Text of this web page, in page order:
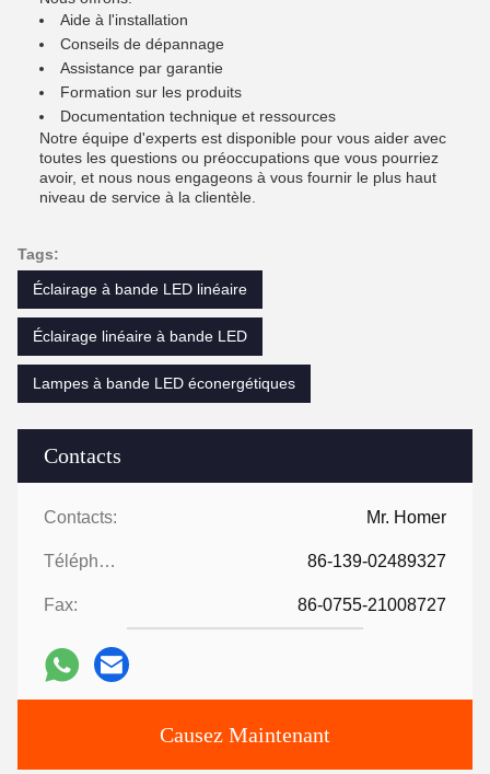
Contacts
Contacts: Mr. Homer
Téléphone: 86-139-02489327
Fax: 86-0755-21008727
Causez Maintenant
Aide à l'installation
Conseils de dépannage
Assistance par garantie
Formation sur les produits
Documentation technique et ressources
Notre équipe d'experts est disponible pour vous aider avec
toutes les questions ou préoccupations que vous pourriez
avoir, et nous nous engageons à vous fournir le plus haut
niveau de service à la clientèle.
Tags:
Éclairage à bande LED linéaire
Éclairage linéaire à bande LED
Lampes à bande LED éconergétiques